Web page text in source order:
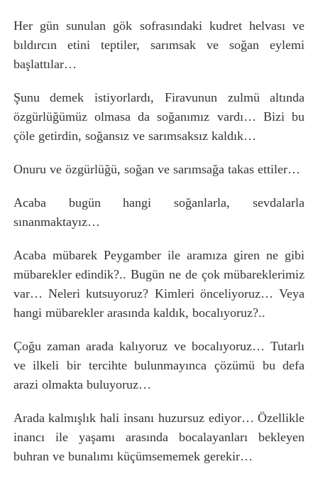
Her gün sunulan gök sofrasındaki kudret helvası ve
bıldırcın etini teptiler, sarımsak ve soğan eylemi
başlattılar…
Şunu demek istiyorlardı, Firavunun zulmü altında
özgürlüğümüz olmasa da soğanımız vardı… Bizi bu
çöle getirdin, soğansız ve sarımsaksız kaldık…
Onuru ve özgürlüğü, soğan ve sarımsağa takas ettiler…
Acaba bugün hangi soğanlarla, sevdalarla
sınanmaktayız…
Acaba mübarek Peygamber ile aramıza giren ne gibi
mübarekler edindik?.. Bugün ne de çok mübareklerimiz
var… Neleri kutsuyoruz? Kimleri önceliyoruz… Veya
hangi mübarekler arasında kaldık, bocalıyoruz?..
Çoğu zaman arada kalıyoruz ve bocalıyoruz… Tutarlı
ve ilkeli bir tercihte bulunmayınca çözümü bu defa
arazi olmakta buluyoruz…
Arada kalmışlık hali insanı huzursuz ediyor… Özellikle
inancı ile yaşamı arasında bocalayanları bekleyen
buhran ve bunalımı küçümsememek gerekir…